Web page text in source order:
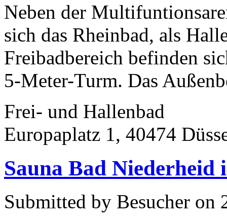
Neben der
sich das Rheinbad, als
Freibadbereich befinden
5-Meter-Turm. Das
Frei- und Hallenbad
Europaplatz 1, 40474
Sauna Bad Niederheid
Submitted by Besucher on